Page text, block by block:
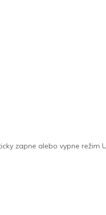
zapne alebo vypne režim